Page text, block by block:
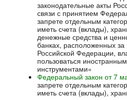
законодательные акты
связи с принятием
запрете отдельным
иметь счета (вклады),
денежные средства и
банках, расположенных
Российской Федерации,
пользоваться
инструментами»
Федеральный закон от 7
запрете отдельным
иметь счета (вклады),